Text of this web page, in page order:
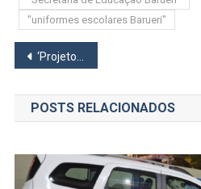
"uniformes escolares Barueri"
Navegação
de
Post
‘Projeto Oficina de Hip Hop – Expressão Urbana’ abre inscrições gratuitas para crianças e jovens da rede pública de de Barueri
POSTS RELACIONADOS